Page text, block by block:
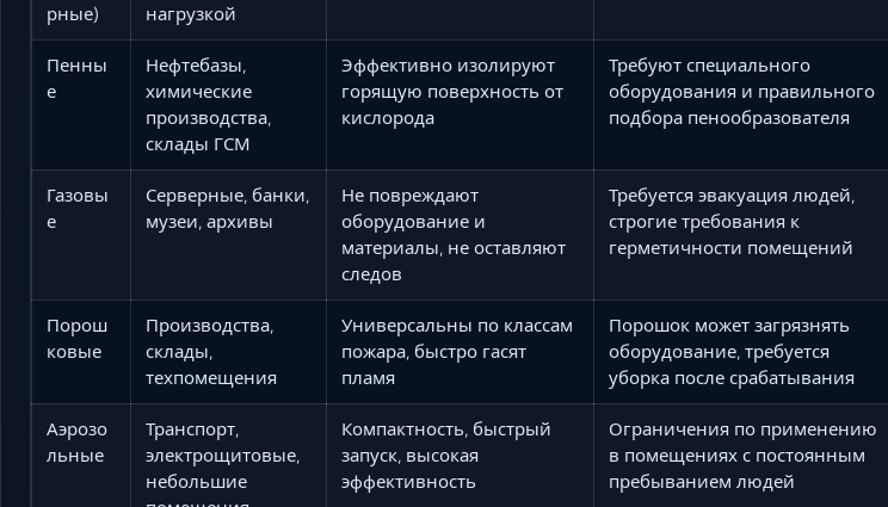
рные)
нагрузкой
Пенны
е
Нефтебазы,
химические
производства,
склады ГСМ
Эффективно изолируют
горящую поверхность от
кислорода
Требуют специального
оборудования и правильного
подбора пенообразователя
Газовы
е
Серверные, банки,
музеи, архивы
Не повреждают
оборудование и
материалы, не оставляют
следов
Требуется эвакуация людей,
строгие требования к
герметичности помещений
Порош
ковые
Производства,
склады,
техпомещения
Универсальны по классам
пожара, быстро гасят
пламя
Порошок может загрязнять
оборудование, требуется
уборка после срабатывания
Аэрозо
льные
Транспорт,
электрощитовые,
небольшие
Компактность, быстрый
запуск, высокая
эффективность
Ограничения по применению
в помещениях с постоянным
пребыванием людей